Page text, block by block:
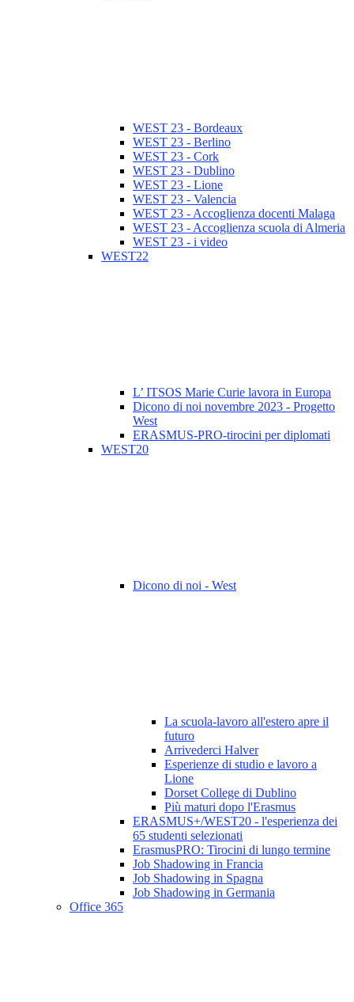
WEST 23 - Bordeaux
WEST 23 - Berlino
WEST 23 - Cork
WEST 23 - Dublino
WEST 23 - Lione
WEST 23 - Valencia
WEST 23 - Accoglienza docenti Malaga
WEST 23 - Accoglienza scuola di Almeria
WEST 23 - i video
WEST22
L’ ITSOS Marie Curie lavora in Europa
Dicono di noi novembre 2023 - Progetto
West
ERASMUS-PRO-tirocini per diplomati
WEST20
Dicono di noi - West
La scuola-lavoro all'estero apre il
futuro
Arrivederci Halver
Esperienze di studio e lavoro a
Lione
Dorset College di Dublino
Più maturi dopo l'Erasmus
ERASMUS+/WEST20 - l'esperienza dei
65 studenti selezionati
ErasmusPRO: Tirocini di lungo termine
Job Shadowing in Francia
Job Shadowing in Spagna
Job Shadowing in Germania
Office 365